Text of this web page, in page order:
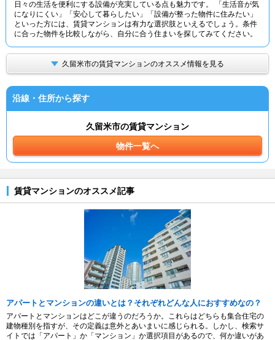
日々の生活を便利にする設備が充実している点も魅力です。 「生活音が気
になりにくい」「安心して暮らしたい」「設備が整った物件に住みたい」
といった方には、賃貸マンションは有力な選択肢といえるでしょう。条件
に合った物件を比較しながら、自分に合う住まいを探してみてください。
久留米市の賃貸マンションのオススメ情報を見る
沿線・住所から探す
久留米市の賃貸マンション
物件一覧へ
賃貸マンションのオススメ記事
アパートとマンションの違いとは？それぞれどんな人におすすめなの？
アパートとマンションはどこが違うのだろうか。これらはどちらも集合住宅の
建物種別を指すが、その定義は意外とあいまいに感じられる。しかし、検索サ
イトでは「アパート」か「マンション」か選択項目があるので、何か違いがあ